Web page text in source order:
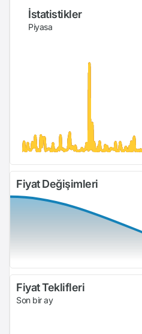
İstatistikler
Piyasa
Fiyat Değişimleri
Fiyat Teklifleri
Son bir ay